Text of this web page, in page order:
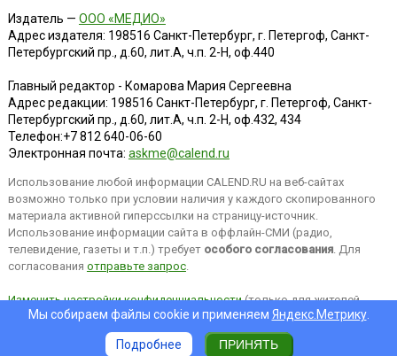
Издатель — ООО «МЕДИО»
Адрес издателя: 198516 Санкт-Петербург, г. Петергоф, Санкт-
Петербургский пр., д.60, лит.А, ч.п. 2-Н, оф.440
Главный редактор - Комарова Мария Сергеевна
Адрес редакции: 198516 Санкт-Петербург, г. Петергоф, Санкт-
Петербургский пр., д.60, лит.А, ч.п. 2-Н, оф.432, 434
Телефон:+7 812 640-06-60
Электронная почта: askme@calend.ru
Использование любой информации CALEND.RU на веб-сайтах
возможно только при условии наличия у каждого скопированного
материала активной гиперссылки на страницу-источник.
Использование информации сайта в оффлайн-СМИ (радио,
телевидение, газеты и т.п.) требует особого согласования. Для
согласования отправьте запрос.
Изменить настройки конфиденциальности(только для жителей
EEA).Мы собираем файлы cookie и применяем Яндекс.Метрику.
Подробнее ПРИНЯТЬ